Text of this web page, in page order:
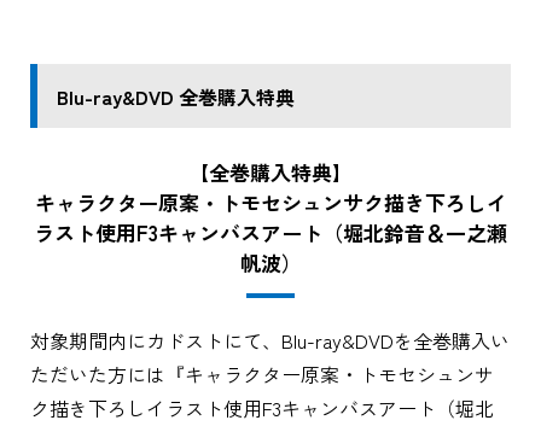
Blu-ray&DVD 全巻購入特典
【全巻購入特典】
キャラクター原案・トモセシュンサク描き下ろしイ
ラスト使用F3キャンバスアート（堀北鈴音＆一之瀬
帆波）
対象期間内にカドストにて、Blu-ray&DVDを全巻購入い
ただいた方には『キャラクター原案・トモセシュンサ
ク描き下ろしイラスト使用F3キャンバスアート（堀北